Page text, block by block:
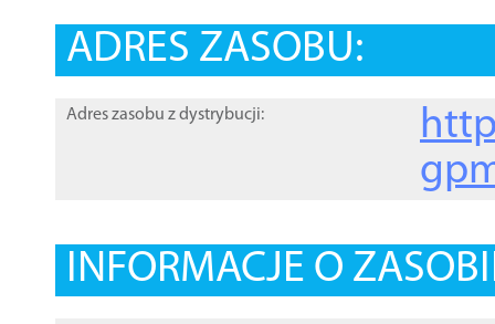
ADRES ZASOBU:
Adres zasobu z dystrybucji:
INFORMACJE O